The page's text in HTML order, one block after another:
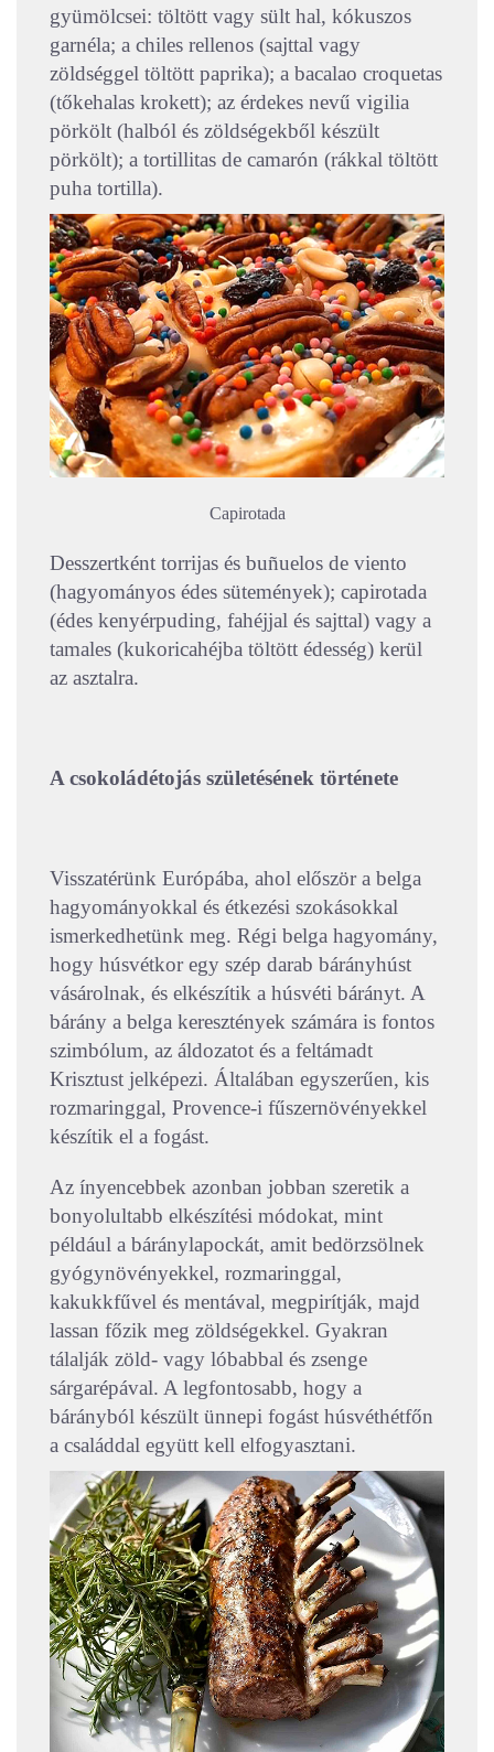
gyümölcsei: töltött vagy sült hal, kókuszos
garnéla; a chiles rellenos (sajttal vagy
zöldséggel töltött paprika); a bacalao croquetas
(tőkehalas krokett); az érdekes nevű vigilia
pörkölt (halból és zöldségekből készült
pörkölt); a tortillitas de camarón (rákkal töltött
puha tortilla).
Capirotada
Desszertként torrijas és buñuelos de viento
(hagyományos édes sütemények); capirotada
(édes kenyérpuding, fahéjjal és sajttal) vagy a
tamales (kukoricahéjba töltött édesség) kerül
az asztalra.
A csokoládétojás születésének története
Visszatérünk Európába, ahol először a belga
hagyományokkal és étkezési szokásokkal
ismerkedhetünk meg. Régi belga hagyomány,
hogy húsvétkor egy szép darab bárányhúst
vásárolnak, és elkészítik a húsvéti bárányt. A
bárány a belga keresztények számára is fontos
szimbólum, az áldozatot és a feltámadt
Krisztust jelképezi. Általában egyszerűen, kis
rozmaringgal, Provence-i fűszernövényekkel
készítik el a fogást.
Az ínyencebbek azonban jobban szeretik a
bonyolultabb elkészítési módokat, mint
például a báránylapockát, amit bedörzsölnek
gyógynövényekkel, rozmaringgal,
kakukkfűvel és mentával, megpirítják, majd
lassan főzik meg zöldségekkel. Gyakran
tálalják zöld- vagy lóbabbal és zsenge
sárgarépával. A legfontosabb, hogy a
bárányból készült ünnepi fogást húsvéthétfőn
a családdal együtt kell elfogyasztani.